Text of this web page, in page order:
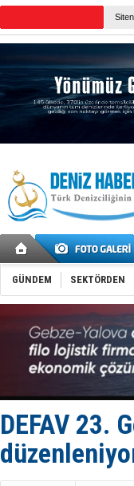
GÜNDEM SEKTÖRDEN
DEFAV 23.